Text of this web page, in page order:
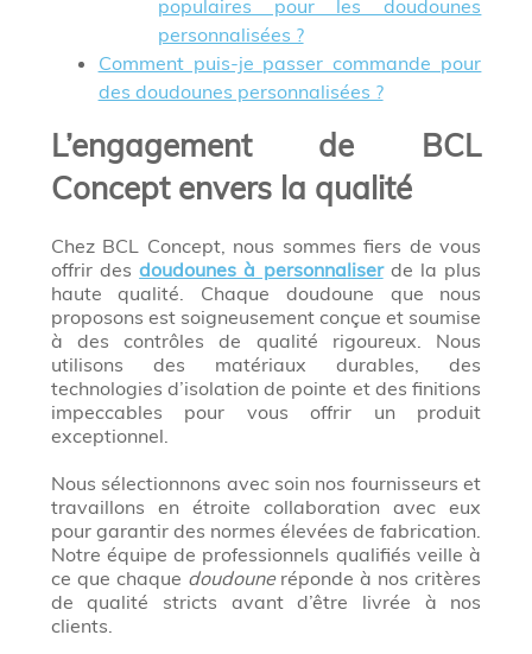
populaires pour les doudounes
personnalisées ?
Comment puis-je passer commande pour
des doudounes personnalisées ?
L’engagement de BCL
Concept envers la qualité
Chez BCL Concept, nous sommes fiers de vous
offrir desdoudounes à personnaliserde la plus
haute qualité. Chaque doudoune que nous
proposons est soigneusement conçue et soumise
à des contrôles de qualité rigoureux. Nous
utilisons des matériaux durables, des
technologies d’isolation de pointe et des finitions
impeccables pour vous offrir un produit
exceptionnel.
Nous sélectionnons avec soin nos fournisseurs et
travaillons en étroite collaboration avec eux
pour garantir des normes élevées de fabrication.
Notre équipe de professionnels qualifiés veille à
ce que chaque doudouneréponde à nos critères
de qualité stricts avant d’être livrée à nos
clients.